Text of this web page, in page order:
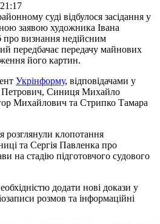
суді відбулося засідання у
заявою художника Івана
про визнання недійсним
передбачає передачу майнових
його картин.
Укрінформу, відповідачами у
Петрович, Синиця Михайло
Михайлович та Стрипко Тамара
розглянули клопотання
та Сергія Павленка про
на стадію підготовчого судового
додати нові докази у
розмов та інформаційні